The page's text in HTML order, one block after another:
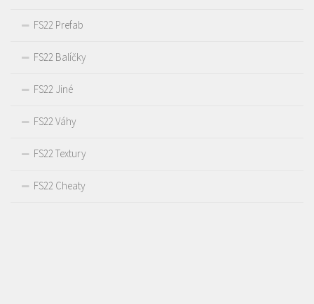
FS22 Prefab
FS22 Balíčky
FS22 Jiné
FS22 Váhy
FS22 Textury
FS22 Cheaty